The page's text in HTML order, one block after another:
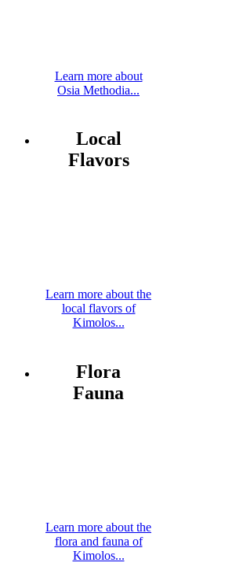
Learn more about
Osia Methodia...
Local
Flavors
Learn more about the
local flavors of
Kimolos...
Flora
Fauna
Learn more about the
flora and fauna of
Kimolos...